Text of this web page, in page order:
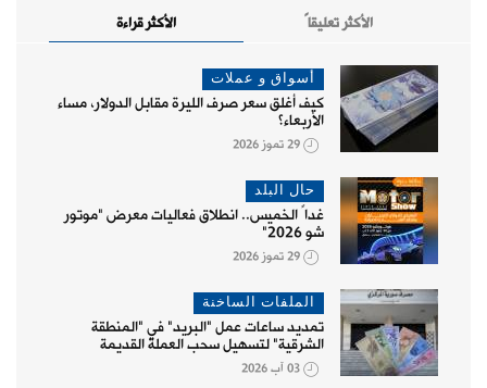
الأكثر قراءة الأكثر تعليقاً
أسواق و عملات
كيف أغلق سعر صرف الليرة مقابل الدولار، مساء
الأربعاء؟
29 تموز 2026
حال البلد
غداً الخميس.. انطلاق فعاليات معرض "موتور
شو 2026"
29 تموز 2026
الملفات الساخنة
تمديد ساعات عمل "البريد" في "المنطقة
الشرقية" لتسهيل سحب العملة القديمة
03 آب 2026